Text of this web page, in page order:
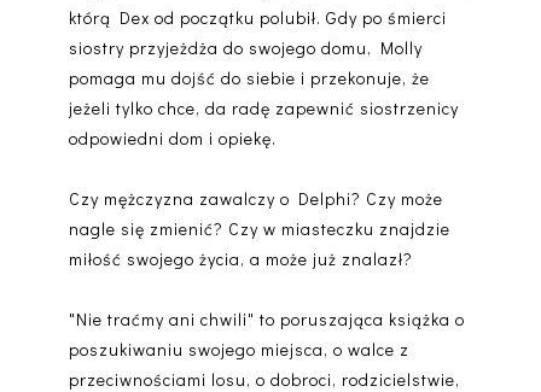
którą Dex od początku polubił. Gdy po śmierci
siostry przyjeżdża do swojego domu, Molly
pomaga mu dojść do siebie i przekonuje, że
jeżeli tylko chce, da radę zapewnić siostrzenicy
odpowiedni dom i opiekę.
Czy mężczyzna zawalczy o Delphi? Czy może
nagle się zmienić? Czy w miasteczku znajdzie
miłość swojego życia, a może już znalazł?
"Nie traćmy ani chwili" to poruszająca książka o
poszukiwaniu swojego miejsca, o walce z
przeciwnościami losu, o dobroci, rodzicielstwie,